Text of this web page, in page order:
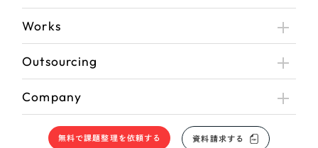
Works
Outsourcing
Company
無料で課題整理を依頼する 資料請求する